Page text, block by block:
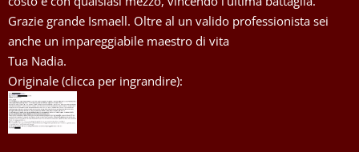
Grazie grande Ismaell. Oltre al un valido professionista sei
anche un impareggiabile maestro di vita
Tua Nadia.
Originale (clicca per ingrandire):